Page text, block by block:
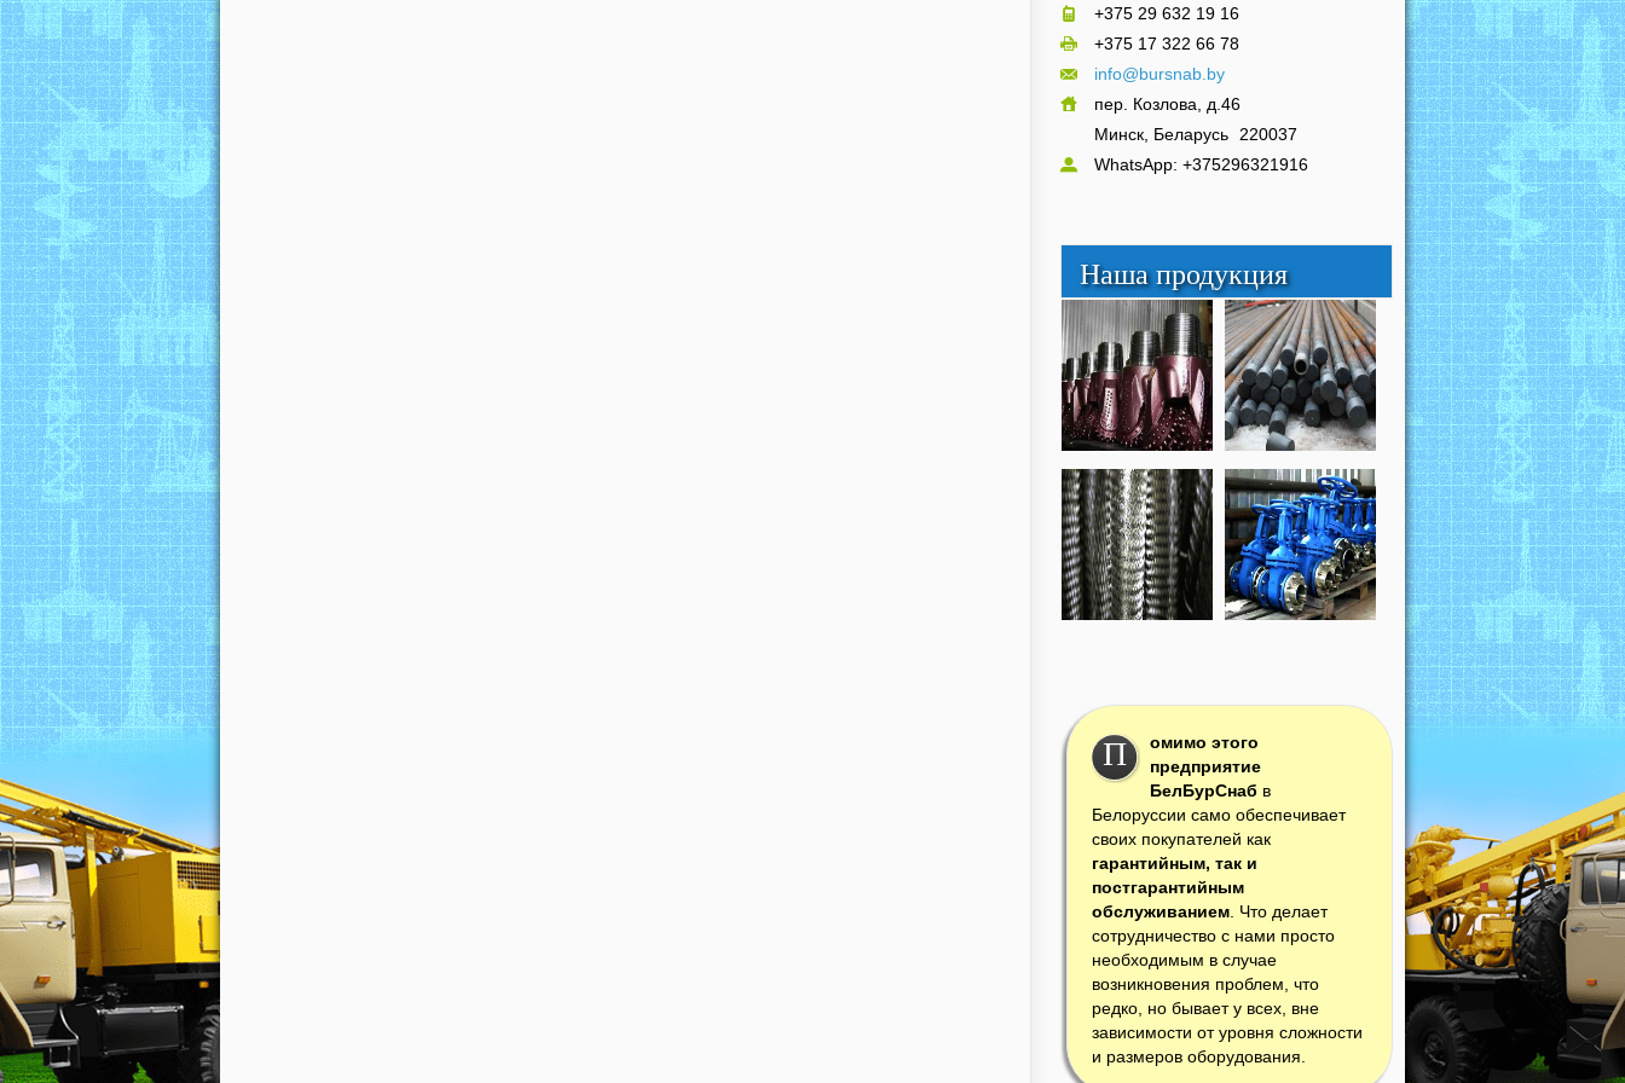
+375 29 632 19 16
+375 17 322 66 78
info@bursnab.by
пер. Козлова, д.46
Минск, Беларусь 220037
WhatsApp: +375296321916
Наша продукция
П
омимо этого
предприятие
БелБурСнаб в
Белоруссии само обеспечивает
своих покупателей как
гарантийным, так и
постгарантийным
обслуживанием. Что делает
сотрудничество с нами просто
необходимым в случае
возникновения проблем, что
редко, но бывает у всех, вне
зависимости от уровня сложности
и размеров оборудования.